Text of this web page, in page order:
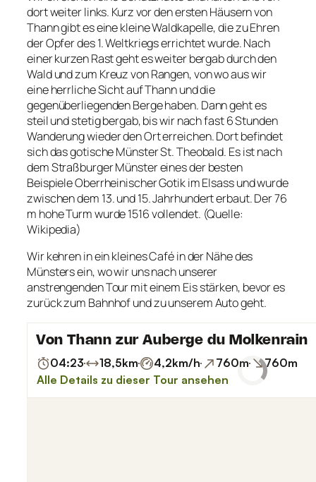
dort weiter links. Kurz vor den ersten Häusern von
Thann gibt es eine kleine Waldkapelle, die zu Ehren
der Opfer des 1. Weltkriegs errichtet wurde. Nach
einer kurzen Rast geht es weiter bergab durch den
Wald und zum Kreuz von Rangen, von wo aus wir
eine herrliche Sicht auf Thann und die
gegenüberliegenden Berge haben. Dann geht es
steil und stetig bergab, bis wir nach fast 6 Stunden
Wanderung wieder den Ort erreichen. Dort befindet
sich das gotische Münster St. Theobald. Es ist nach
dem Straßburger Münster eines der besten
Beispiele Oberrheinischer Gotik im Elsass und wurde
zwischen dem 13. und 15. Jahrhundert erbaut. Der 76
m hohe Turm wurde 1516 vollendet. (Quelle:
Wikipedia)
Wir kehren in ein kleines Café in der Nähe des
Münsters ein, wo wir uns nach unserer
anstrengenden Tour mit einem Eis stärken, bevor es
zurück zum Bahnhof und zu unserem Auto geht.